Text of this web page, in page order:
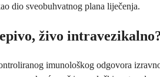
dio sveobuhvatnog plana liječenja.
živo
imunološkog odgovora